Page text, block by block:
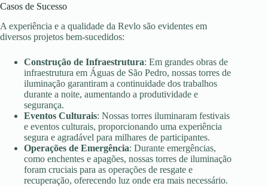
Casos de Sucesso
A experiência e a qualidade da Revlo são evidentes em
diversos projetos bem-sucedidos:
Construção de Infraestrutura: Em grandes obras de
infraestrutura em Águas de São Pedro, nossas torres de
iluminação garantiram a continuidade dos trabalhos
durante a noite, aumentando a produtividade e
segurança.
Eventos Culturais: Nossas torres iluminaram festivais
e eventos culturais, proporcionando uma experiência
segura e agradável para milhares de participantes.
Operações de Emergência: Durante emergências,
como enchentes e apagões, nossas torres de iluminação
foram cruciais para as operações de resgate e
recuperação, oferecendo luz onde era mais necessário.